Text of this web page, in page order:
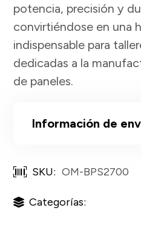
potencia, precisión y
convirtiéndose en una
indispensable para
dedicadas a la
de paneles.
Información de
SKU: OM-BPS2700
Categorías: